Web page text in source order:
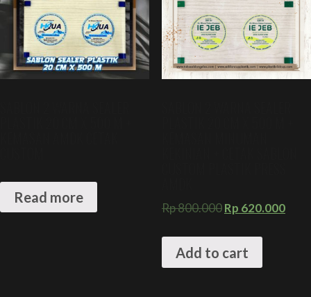
Read more
Rp800.000Rp 620.000
Add to cart